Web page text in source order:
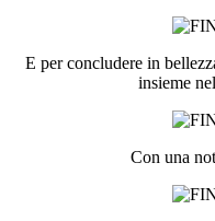
E per concludere in
insieme
Con una